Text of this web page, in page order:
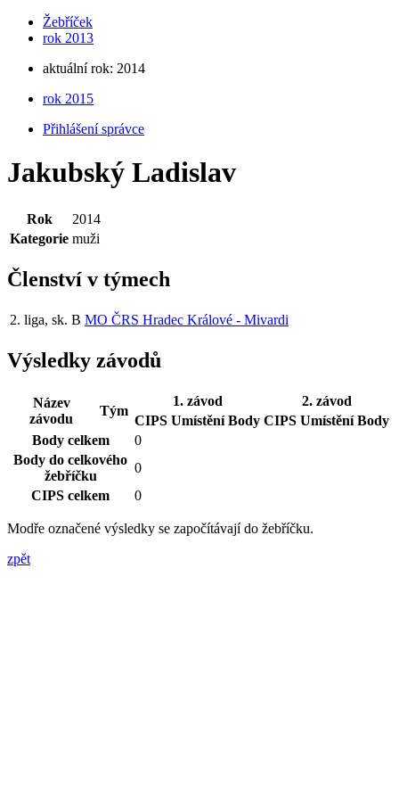
Žebříček
rok 2013
aktuální rok: 2014
rok 2015
Přihlášení správce
Jakubský Ladislav
Rok
2014
Kategorie muži
Členství v týmech
2. liga, sk. B MO ČRS Hradec Králové - Mivardi
Výsledky závodů
Název
závodu
Tým
1. závod
2. závod
CIPS Umístění Body CIPS Umístění Body
Body celkem
0
Body do celkového
žebříčku
0
CIPS celkem
0
Modře označené výsledky se započítávají do žebříčku.
zpět